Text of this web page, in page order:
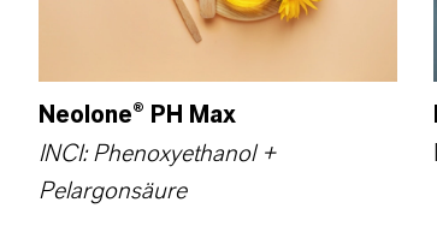
Neolone® PH Max
INCI: Phenoxyethanol +
Pelargonsäure